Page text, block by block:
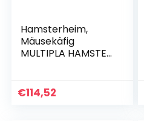
Hamsterheim,
Mäusekäfig
MULTIPLA HAMSTER,
Kunststoff, mit
Zubehör, Modularer
€114,52